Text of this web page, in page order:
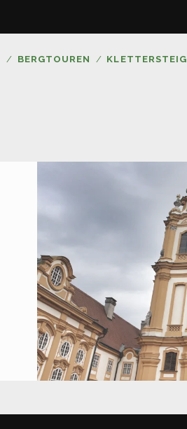
BERGTOUREN KLETTERSTEIG